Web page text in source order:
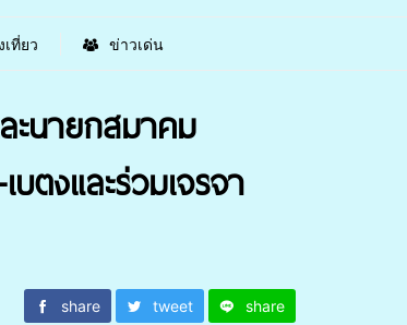
ที่ยว ข่าวเด่น
ะนายกสมาคม
ตงและร่วมเจรจา
share tweet share